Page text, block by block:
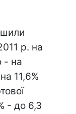
р. на
- на
11,6%
- до 6,3